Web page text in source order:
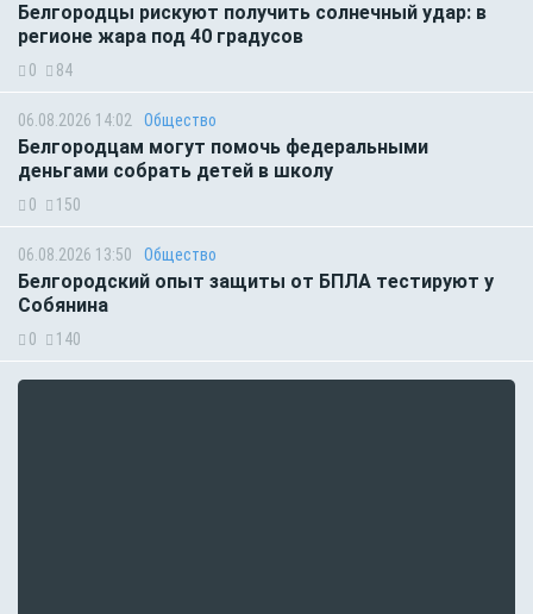
Белгородцы рискуют получить солнечный удар: в
регионе жара под 40 градусов
0 84
06.08.2026 14:02 Общество
Белгородцам могут помочь федеральными
деньгами собрать детей в школу
0 150
06.08.2026 13:50 Общество
Белгородский опыт защиты от БПЛА тестируют у
Собянина
0 140